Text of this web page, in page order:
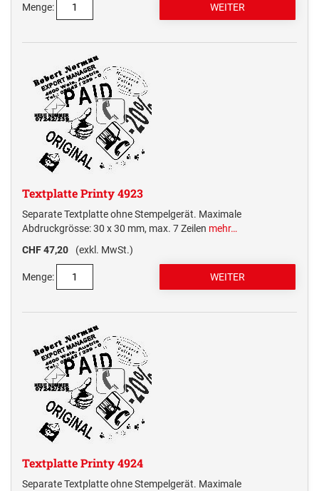
Menge:
Textplatte Printy 4923
Separate Textplatte ohne Stempelgerät. Maximale
Abdruckgrösse: 30 x 30 mm, max. 7 Zeilen mehr…
CHF 47,20
(exkl. MwSt.)
Menge:
Textplatte Printy 4924
Separate Textplatte ohne Stempelgerät. Maximale